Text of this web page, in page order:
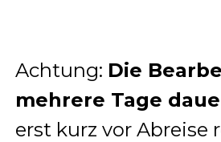
Achtung: Die
mehrere Tage
erst kurz vor Abreise